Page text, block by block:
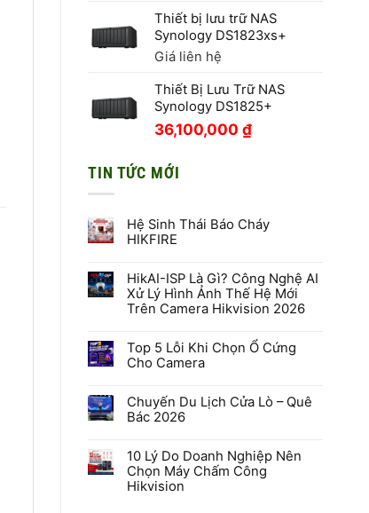
Thiết bị lưu trữ NAS
Synology DS1823xs+
Giá liên hệ
Thiết Bị Lưu Trữ NAS
Synology DS1825+
36,100,000 ₫
TIN TỨC MỚI
Hệ Sinh Thái Báo Cháy
HIKFIRE
bình
luận
ở
Hệ
Báo
Cháy
HIKFIRE
HikAI-ISP Là Gì? Công Nghệ AI
Xử Lý Hình Ảnh Thế Hệ Mới
Trên Camera Hikvision 2026
bình
luận
ở
Là
Gì?
Công
Xử
Lý
Hình
Ảnh
Top 5 Lỗi Khi Chọn Ổ Cứng
Cho Camera
bình
luận
ở
Lỗi
Khi
Chọn
Ổ
Chuyến Du Lịch Cửa Lò – Quê
Bác 2026
bình
luận
ở
Chuyến
10 Lý Do Doanh Nghiệp Nên
Chọn Máy Chấm Công
Hikvision